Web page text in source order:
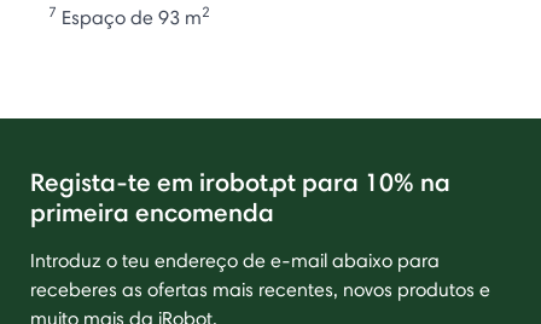
7 Espaço de 93 m2
Regista-te em irobot.pt para 10% na
primeira encomenda
Introduz o teu endereço de e-mail abaixo para
receberes as ofertas mais recentes, novos produtos e
muito mais da iRobot.